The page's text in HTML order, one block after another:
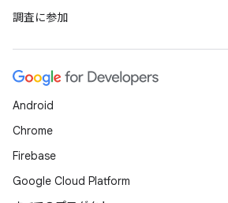
調査に参加
Android
Chrome
Firebase
Google Cloud Platform